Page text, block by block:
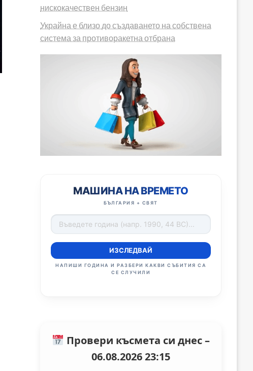
нискокачествен бензин
Украйна е близо до създаването на собствена
система за противоракетна отбрана
МАШИНА НА ВРЕМЕТО
БЪЛГАРИЯ + СВЯТ
ИЗСЛЕДВАЙ
НАПИШИ ГОДИНА И РАЗБЕРИ КАКВИ СЪБИТИЯ СА
СЕ СЛУЧИЛИ
Провери късмета си днес –
06.08.2026 23:15